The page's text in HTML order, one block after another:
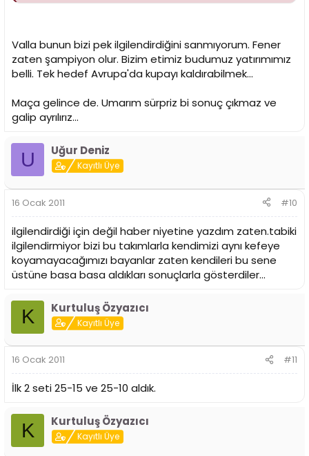
Valla bunun bizi pek ilgilendirdiğini sanmıyorum. Fener
zaten şampiyon olur. Bizim etimiz budumuz yatırımımız
belli. Tek hedef Avrupa'da kupayı kaldırabilmek...
Maça gelince de. Umarım sürpriz bi sonuç çıkmaz ve
galip ayrılırız...
U Uğur Deniz
Kayıtlı Üye
16 Ocak 2011 #10
ilgilendirdiği için değil haber niyetine yazdım zaten.tabiki
ilgilendirmiyor bizi bu takımlarla kendimizi aynı kefeye
koyamayacağımızı bayanlar zaten kendileri bu sene
üstüne basa basa aldıkları sonuçlarla gösterdiler...
K Kurtuluş Özyazıcı
Kayıtlı Üye
16 Ocak 2011 #11
İlk 2 seti 25-15 ve 25-10 aldık.
K Kurtuluş Özyazıcı
Kayıtlı Üye